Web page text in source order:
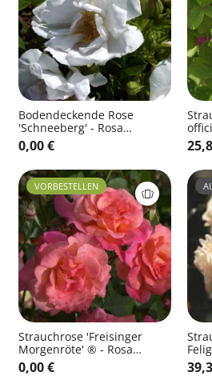
Bodendeckende Rose
'Schneeberg' - Rosa
'Schneeberg' BDR
0,00 €
VORBESTELLEN
Strauchrose 'Freisinger
Morgenröte' ® - Rosa
'Freisinger Morgenröte' ®
STR
0,00 €
de